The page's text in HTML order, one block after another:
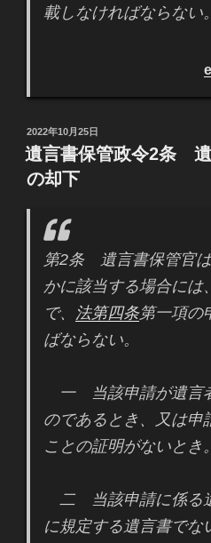
載しなければならない。
投
稿
日:
2022年10月25日
遺言書保管政令2条
の却下
第2条 遺言書保管官
かに該当する場合には
で、 法第四条第一項の
ばならない。
一 当該申請が遺言
のであるとき、又は申
ことの証明がないとき。
二 当該申請に係る
に規定する遺言書でな